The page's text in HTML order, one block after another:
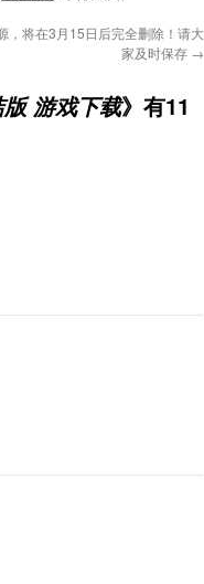
，将在3月15日后完全删除！请大
家及时保存 →
游戏下载》有11